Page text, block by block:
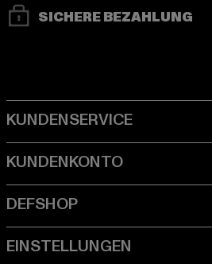
SICHERE BEZAHLUNG